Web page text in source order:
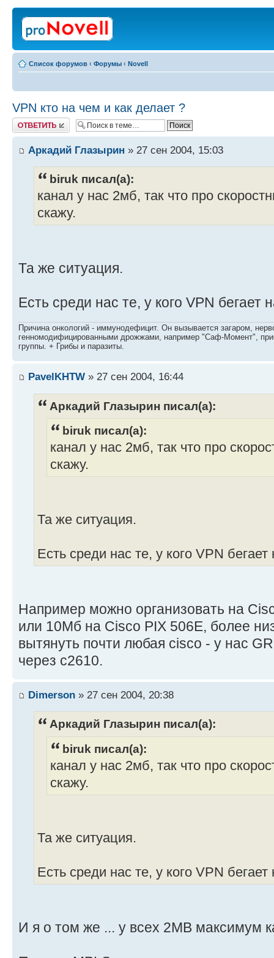
Список форумов ‹ Форумы ‹ Novell
VPN кто на чем и как делает ?
Ответить
Аркадий Глазырин » 27 сен 2004, 15:03
biruk писал(а):
канал у нас 2мб, так что про
скажу.
Та же ситуация.
Есть среди нас те, у кого VPN бегает
Причина онкологий - иммунодефицит. Он вызывается загаром,
генномодифицированными дрожжами, например "Саф-Момент",
группы. + Грибы и паразиты.
PavelKHTW » 27 сен 2004, 16:44
Аркадий Глазырин писал(а):
biruk писал(а):
канал у нас 2мб, так что про
скажу.
Та же ситуация.
Есть среди нас те, у кого VPN
Например можно организовать на
или 10Мб на Cisco PIX 506E, более
вытянуть почти любая cisco - у нас
через c2610.
Dimerson » 27 сен 2004, 20:38
Аркадий Глазырин писал(а):
biruk писал(а):
канал у нас 2мб, так что про
скажу.
Та же ситуация.
Есть среди нас те, у кого VPN
И я о том же ... у всех 2MB максимум